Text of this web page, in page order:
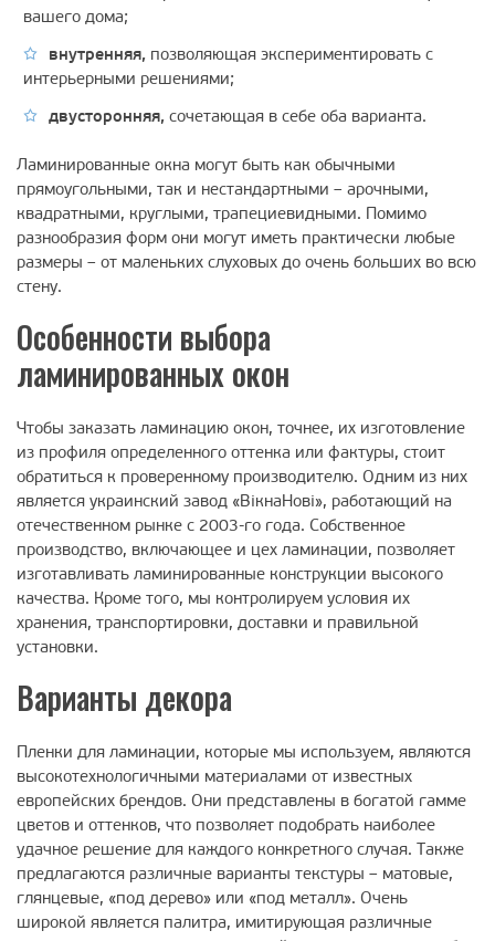
вашего дома;
внутренняя, позволяющая экспериментировать с
интерьерными решениями;
двусторонняя, сочетающая в себе оба варианта.
Ламинированные окна могут быть как обычными
прямоугольными, так и нестандартными – арочными,
квадратными, круглыми, трапециевидными. Помимо
разнообразия форм они могут иметь практически любые
размеры – от маленьких слуховых до очень больших во всю
стену.
Особенности выбора
ламинированных окон
Чтобы заказать ламинацию окон, точнее, их изготовление
из профиля определенного оттенка или фактуры, стоит
обратиться к проверенному производителю. Одним из них
является украинский завод «ВікнаНові», работающий на
отечественном рынке с 2003-го года. Собственное
производство, включающее и цех ламинации, позволяет
изготавливать ламинированные конструкции высокого
качества. Кроме того, мы контролируем условия их
хранения, транспортировки, доставки и правильной
установки.
Варианты декора
Пленки для ламинации, которые мы используем, являются
высокотехнологичными материалами от известных
европейских брендов. Они представлены в богатой гамме
цветов и оттенков, что позволяет подобрать наиболее
удачное решение для каждого конкретного случая. Также
предлагаются различные варианты текстуры – матовые,
глянцевые, «под дерево» или «под металл». Очень
широкой является палитра, имитирующая различные